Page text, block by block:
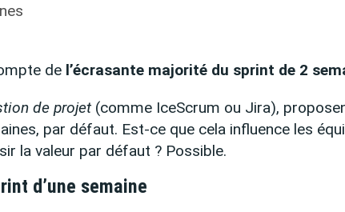
de l’écrasante majorité du sprint de 2
de projet (comme IceScrum ou Jira),
par défaut. Est-ce que cela influence les
la valeur par défaut ? Possible.
d’une semaine